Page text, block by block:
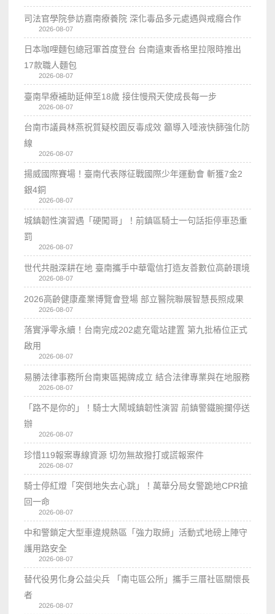
司法官學院參訪嘉南療養院 深化毒品多元處遇與戒癮合作
2026-08-07
日本咖哩麵包總冠軍首度登台 台南遠東香格里拉限時推出
17款職人麵包
2026-08-07
臺南早療補助延伸至18歲 接住慢飛天使成長每一步
2026-08-07
台南市議員林燕祝質疑校園反毒成效 籲導入唾液快篩強化防
線
2026-08-07
揚威國際賽場！臺南代表隊征戰國際少年運動會 斬獲7金2
銀4銅
2026-08-07
城鎮韌性演習遇「硬闖哥」！前鎮區騎士一句話拒停車恐重
罰
2026-08-07
世代共融深耕在地 臺南攜手中華電信打造友善數位高齡環境
2026-08-07
2026高齡健康產業博覽會登場 部立醫院聯展智慧長照成果
2026-08-07
落實淨零永續！台南完成202處充電站建置 第九批樁位正式
啟用
2026-08-07
易勝法律事務所台南東區揭牌成立 結合法律專業與在地服務
2026-08-07
「路不是你的」！騎士大鬧城鎮韌性演習 前鎮警鐵腕攔停送
辦
2026-08-07
珍惜119報案專線資源 切勿無故撥打或謊報案件
2026-08-07
騎士停紅燈「突倒地失去心跳」！萬華分局女警跪地CPR搶
回一命
2026-08-07
中和警鎖定大型車違規熱區「強力取締」活動式地磅上陣守
護用路安全
2026-08-07
替代役男化身公益尖兵 「南屯區公所」攜手三厝社區關懷長
者
2026-08-07